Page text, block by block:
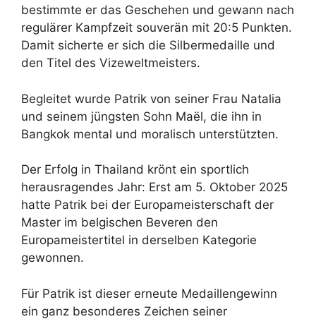
bestimmte er das Geschehen und gewann nach
regulärer Kampfzeit souverän mit 20:5 Punkten.
Damit sicherte er sich die Silbermedaille und
den Titel des Vizeweltmeisters.
Begleitet wurde Patrik von seiner Frau Natalia
und seinem jüngsten Sohn Maël, die ihn in
Bangkok mental und moralisch unterstützten.
Der Erfolg in Thailand krönt ein sportlich
herausragendes Jahr: Erst am 5. Oktober 2025
hatte Patrik bei der Europameisterschaft der
Master im belgischen Beveren den
Europameistertitel in derselben Kategorie
gewonnen.
Für Patrik ist dieser erneute Medaillengewinn
ein ganz besonderes Zeichen seiner